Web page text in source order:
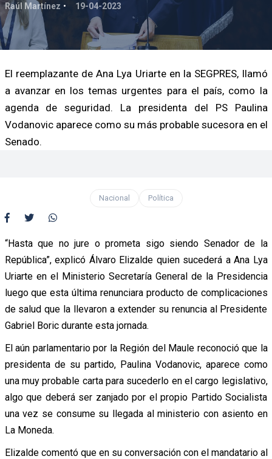
Raúl Martínez 19-04-2023
El reemplazante de Ana Lya Uriarte en la SEGPRES, llamó
a avanzar en los temas urgentes para el país, como la
agenda de seguridad. La presidenta del PS Paulina
Vodanovic aparece como su más probable sucesora en el
Senado.
Nacional Política
“Hasta que no jure o prometa sigo siendo Senador de la
República”, explicó Álvaro Elizalde quien sucederá a Ana Lya
Uriarte en el Ministerio Secretaría General de la Presidencia
luego que esta última renunciara producto de complicaciones
de salud que la llevaron a extender su renuncia al Presidente
Gabriel Boric durante esta jornada.
El aún parlamentario por la Región del Maule reconoció que la
presidenta de su partido, Paulina Vodanovic, aparece como
una muy probable carta para sucederlo en el cargo legislativo,
algo que deberá ser zanjado por el propio Partido Socialista
una vez se consume su llegada al ministerio con asiento en
La Moneda.
Elizalde comentó que en su conversación con el mandatario al